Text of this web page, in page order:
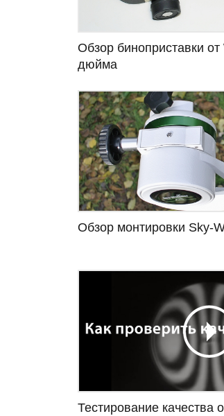
Обзор биноприставки
дюйма
Обзор монтировки Sky-
Тестирование качества